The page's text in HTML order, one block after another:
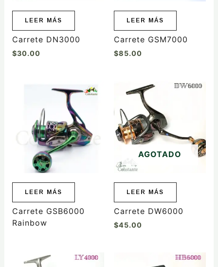
LEER MÁS
Carrete DN3000
$30.00
LEER MÁS
Carrete GSM7000
$85.00
LEER MÁS
Carrete GSB6000
Rainbow
AGOTADO
LEER MÁS
Carrete DW6000
$45.00